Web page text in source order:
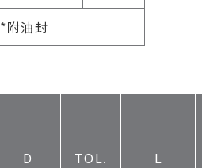
*附油封
D TOL. L